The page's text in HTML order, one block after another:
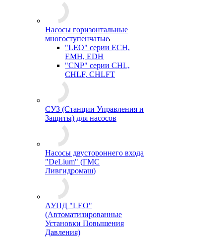
Насосы горизонтальные
многоступенчатые
"LEO" серии ECH,
EMH, EDH
"CNP" серии CHL,
CHLF, CHLFT
СУЗ (Станции Управления и
Защиты) для насосов
Насосы двустороннего входа
"DeLium" (ГМС
Ливгидромаш)
АУПД "LEO"
(Автоматизированные
Установки Повышения
Давления)